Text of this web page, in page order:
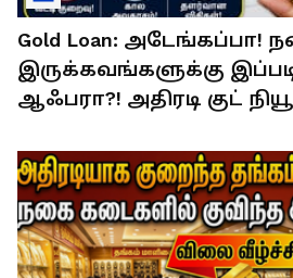
Gold Loan: அடேங்கப்பா!
இருக்கவங்களுக்கு
ஆஃபரா?! அதிரடி குட்